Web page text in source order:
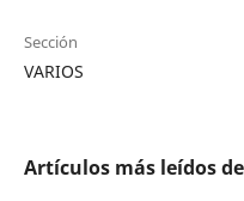
Sección
VARIOS
Artículos más leídos